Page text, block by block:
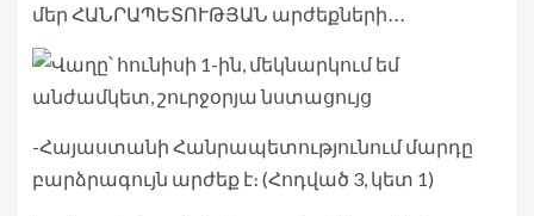
մեր ՀԱՆՐԱՊԵՏՈՒԹՅԱՆ արժեքների․․․
-Հայաստանի Հանրապետությունում մարդը
բարձրագույն արժեք է։ (Հոդված 3, կետ 1)